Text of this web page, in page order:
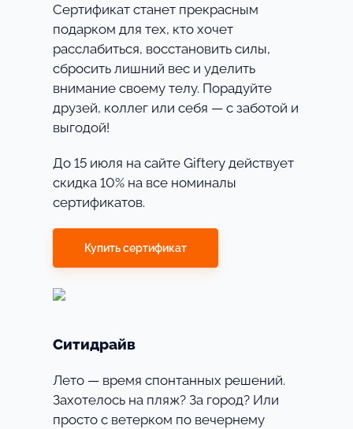
Сертификат станет прекрасным
подарком для тех, кто хочет
расслабиться, восстановить силы,
сбросить лишний вес и уделить
внимание своему телу. Порадуйте
друзей, коллег или себя — с заботой и
выгодой!
До 15 июля на сайте Giftery действует
скидка 10% на все номиналы
сертификатов.
Купить сертификат
Ситидрайв
Лето — время спонтанных решений.
Захотелось на пляж? За город? Или
просто с ветерком по вечернему